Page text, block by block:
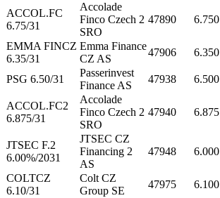
ACCOL.FC
6.75/31
Accolade
Finco Czech 2
SRO
47890 6.750
EMMA FINCZ
6.35/31
Emma Finance
CZ AS
47906 6.350
PSG 6.50/31
Passerinvest
Finance AS
47938 6.500
ACCOL.FC2
6.875/31
Accolade
Finco Czech 2
SRO
47940 6.875
JTSEC F.2
6.00%/2031
JTSEC CZ
Financing 2
AS
47948 6.000
COLTCZ
6.10/31
Colt CZ
Group SE
47975 6.100